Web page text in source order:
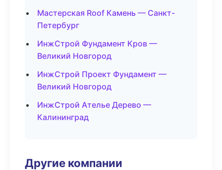
Мастерская Roof Камень — Санкт-
Петербург
ИнжСтрой Фундамент Кров —
Великий Новгород
ИнжСтрой Проект Фундамент —
Великий Новгород
ИнжСтрой Ателье Дерево —
Калининград
Другие компании